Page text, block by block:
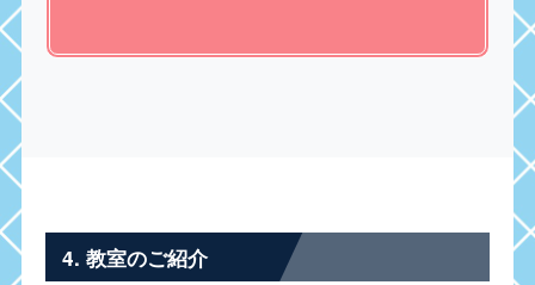
4. 教室のご紹介